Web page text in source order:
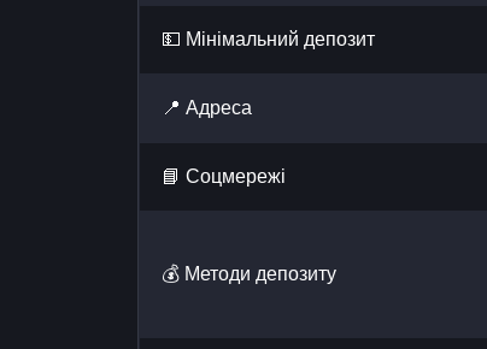
💵 Мінімальний депозит
📍 Адреса
📘 Cоцмережі
💰 Методи депозиту